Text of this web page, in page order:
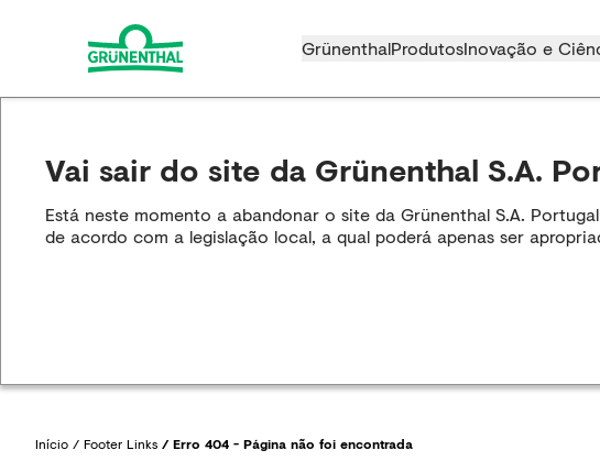
GrünenthalProdutosInovação e
Vai sair do site da Grünenthal S.A.
Está neste momento a abandonar o site da Grünenthal S.A.
de acordo com a legislação local, a qual poderá apenas ser
Início / Footer Links / Erro 404 - Página não foi encontrada